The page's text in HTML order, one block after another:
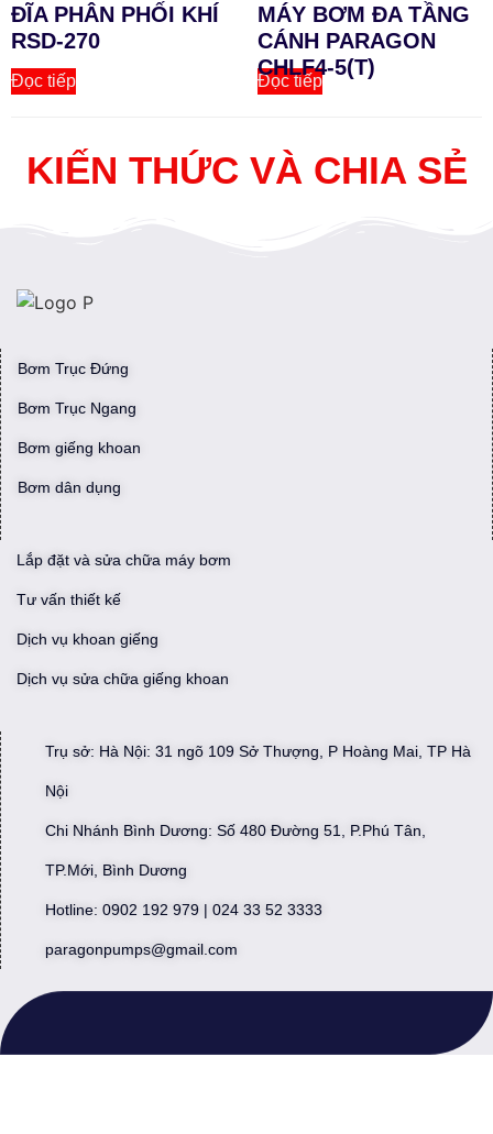
ĐĨA PHÂN PHỐI KHÍ
RSD-270
Đọc tiếp
MÁY BƠM ĐA TẦNG
CÁNH PARAGON
CHLF4-5(T)
Đọc tiếp
KIẾN THỨC VÀ CHIA SẺ
Bơm Trục Đứng
Bơm Trục Ngang
Bơm giếng khoan
Bơm dân dụng
Lắp đặt và sửa chữa máy bơm
Tư vấn thiết kế
Dịch vụ khoan giếng
Dịch vụ sửa chữa giếng khoan
Trụ sở: Hà Nội: 31 ngõ 109 Sở Thượng, P Hoàng Mai, TP Hà
Nội
Chi Nhánh Bình Dương: Số 480 Đường 51, P.Phú Tân,
TP.Mới, Bình Dương
Hotline: 0902 192 979 | 024 33 52 3333
paragonpumps@gmail.com